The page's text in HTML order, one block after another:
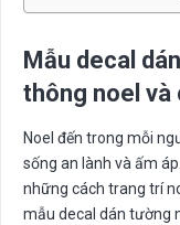
Mẫu decal
thông noel và
Noel đến trong mỗi
sống an lành và ấm
những cách trang trí
mẫu decal dán tường